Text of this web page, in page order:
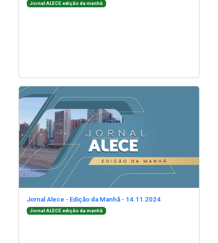
Jornal ALECE edição da manhã
(Abre em nova janela)
(Abre em nova janela)
Jornal Alece - Edição da Manhã - 14.11.2024(Abre em nova
Jornal ALECE edição da manhã